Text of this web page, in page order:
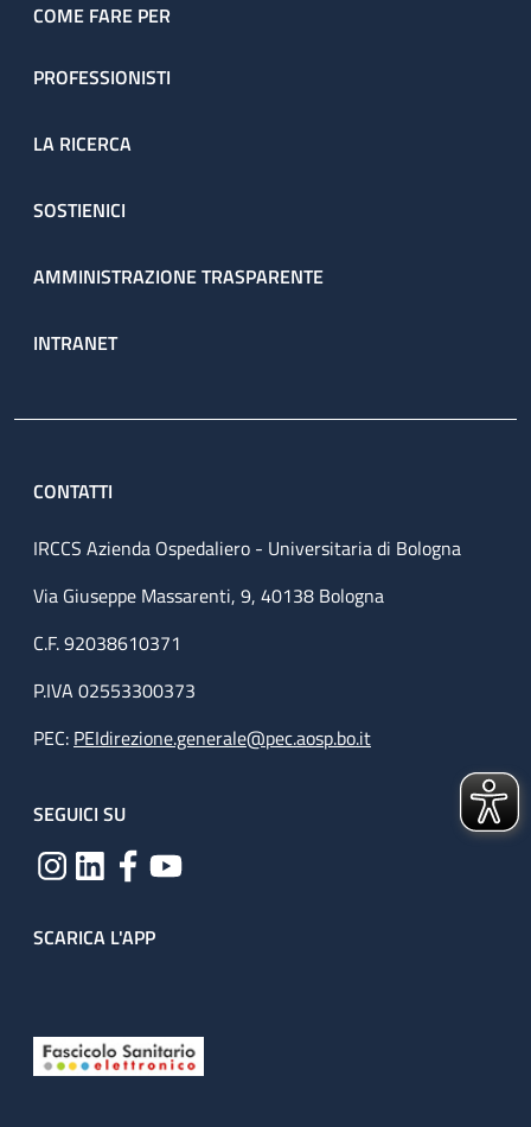
COME FARE PER
PROFESSIONISTI
LA RICERCA
SOSTIENICI
AMMINISTRAZIONE TRASPARENTE
INTRANET
CONTATTI
IRCCS Azienda Ospedaliero - Universitaria di Bologna
Via Giuseppe Massarenti, 9, 40138 Bologna
C.F. 92038610371
P.IVA 02553300373
PEC: PEIdirezione.generale@pec.aosp.bo.it
SEGUICI SU
SCARICA L'APP